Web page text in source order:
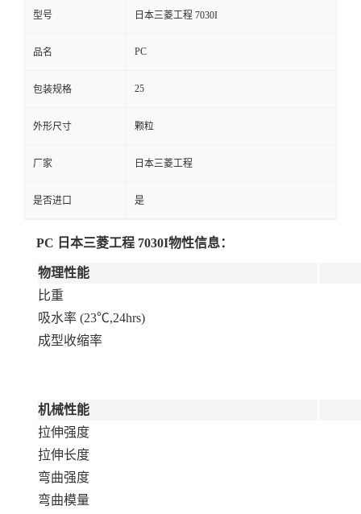
型号 日本三菱工程 7030I
品名 PC
包装规格 25
外形尺寸 颗粒
厂家 日本三菱工程
是否进口 是
PC 日本三菱工程 7030I物性信息：
物理性能
比重
吸水率 (23℃,24hrs)
成型收缩率
机械性能
拉伸强度
拉伸长度
弯曲强度
弯曲模量